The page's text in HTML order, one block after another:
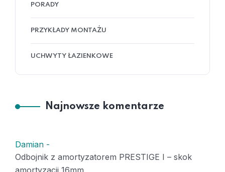
PORADY
PRZYKŁADY MONTAŻU
UCHWYTY ŁAZIENKOWE
Najnowsze komentarze
Damian -
Odbojnik z amortyzatorem PRESTIGE I – skok
amortyzacji 16mm